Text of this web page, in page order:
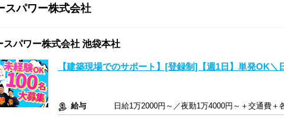
スパワー株式会社
スパワー株式会社 池袋本社
【建築現場でのサポート】[登録制]【週1日】単発OK＼
給与
日給1万2000円～／夜勤1万4000円～＋交通費＋